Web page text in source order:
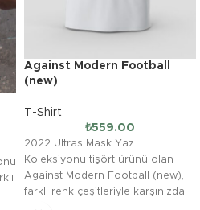
Against Modern Football
(new)
T-Shirt
₺559.00
2022 Ultras Mask Yaz
Koleksiyonu tişört ürünü olan
Against Modern Football (new),
farklı renk çeşitleriyle karşınızda!